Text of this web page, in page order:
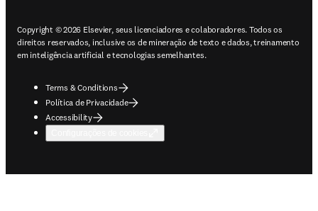
Copyright © 2026 Elsevier, seus licenciadores e colaboradores. Todos os
direitos reservados, inclusive os de mineração de texto e dados, treinamento
em inteligência artificial e tecnologias semelhantes.
Terms & Conditions
Política de Privacidade
Accessibility